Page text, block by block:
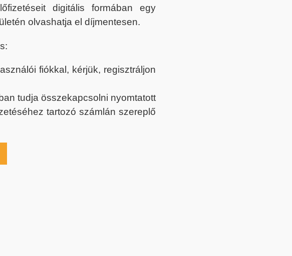
digitális formában egy
olvashatja el díjmentesen.
fiókkal, kérjük, regisztráljon
tudja összekapcsolni nyomtatott
tartozó számlán szereplő